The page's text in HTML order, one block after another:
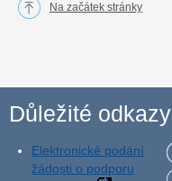
Na začátek stránky
Důležité odkazy
Elektronické podání
žádosti o podporu